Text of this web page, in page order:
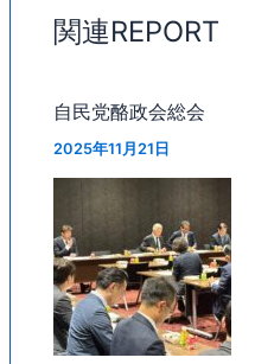
関連REPORT
自民党酪政会総会
2025年11月21日